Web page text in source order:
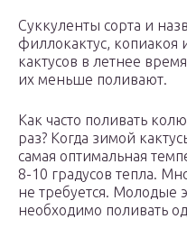
Суккуленты сорта и
филлокактус,
кактусов в летнее
их меньше поливают.
Как часто поливать
раз? Когда зимой
самая оптимальная
8-10 градусов тепла.
не требуется. Молодые
необходимо поливать